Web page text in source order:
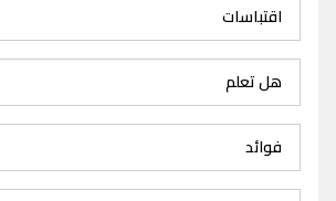
اقتباسات
هل تعلم
فوائد